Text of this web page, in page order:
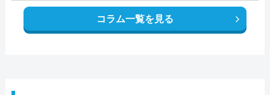
コラム一覧を見る